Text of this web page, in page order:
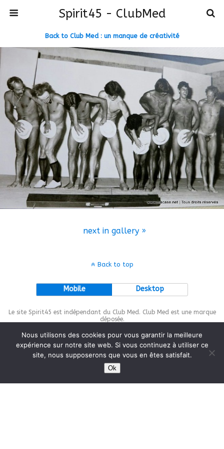
Spirit45 - ClubMed
Back to Club Med : un manque de créativité
next in gallery »
Back to top
Mobile Desktop
Le site Spirit45 est indépendant du Club Med. Club Med est une marque
déposée.
This site is protected bywp-copyrightpro.com
Nous utilisons des cookies pour vous garantir la meilleure
expérience sur notre site web. Si vous continuez à utiliser ce
site, nous supposerons que vous en êtes satisfait.
Ok